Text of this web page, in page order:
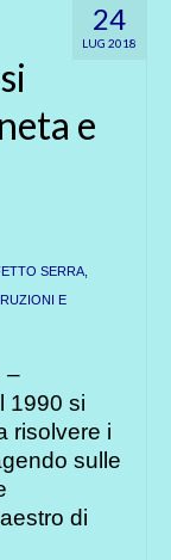
24
LUG 2018
e
SERRA
E
–
1990 si
risolvere i
sulle
di